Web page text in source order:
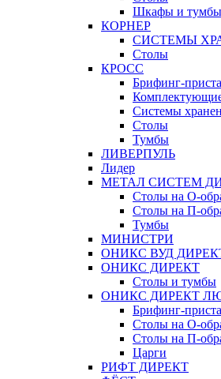
Шкафы и тумбы
КОРНЕР
СИСТЕМЫ
Столы
КРОСС
Брифинг-
Системы
Столы
Тумбы
ЛИВЕРПУЛЬ
Лидер
МЕТАЛ СИСТЕМ
Столы на О-
Столы на П-
Тумбы
МИНИСТРИ
ОНИКС ВУД
ОНИКС ДИРЕКТ
Столы и тумбы
ОНИКС ДИРЕКТ
Брифинг-
Столы на О-
Столы на П-
Царги
РИФТ ДИРЕКТ